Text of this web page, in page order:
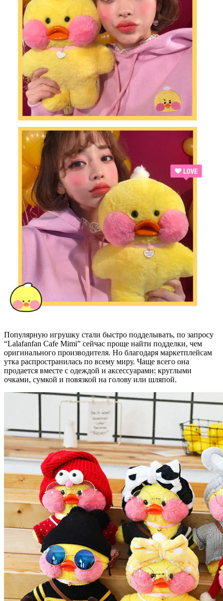
Популярную игрушку стали быстро подделывать, по запросу
“Lalafanfan Cafe Mimi” сейчас проще найти подделки, чем
оригинального производителя. Но благодаря маркетплейсам
утка распространилась по всему миру. Чаще всего она
продается вместе с одеждой и аксессуарами: круглыми
очками, сумкой и повязкой на голову или шляпой.